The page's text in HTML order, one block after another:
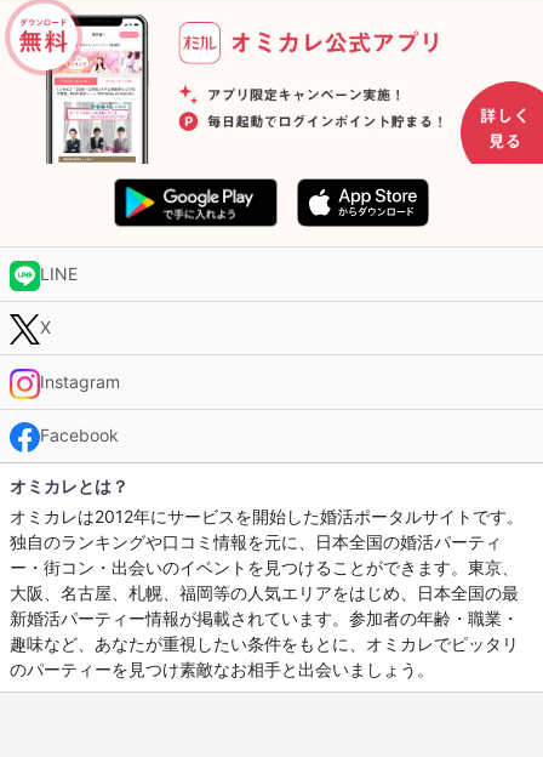
LINE
X
Instagram
Facebook
オミカレとは？
オミカレは2012年にサービスを開始した婚活ポータルサイトです。
独自のランキングや口コミ情報を元に、日本全国の婚活パーティ
ー・街コン・出会いのイベントを見つけることができます。東京、
大阪、名古屋、札幌、福岡等の人気エリアをはじめ、日本全国の最
新婚活パーティー情報が掲載されています。参加者の年齢・職業・
趣味など、あなたが重視したい条件をもとに、オミカレでピッタリ
のパーティーを見つけ素敵なお相手と出会いましょう。